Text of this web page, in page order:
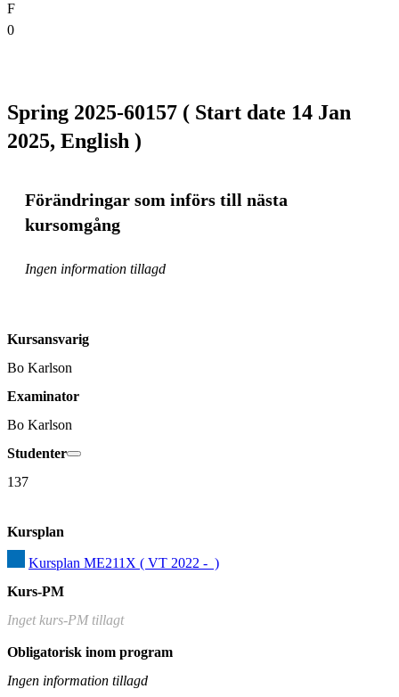
F
0
Spring 2025-60157 ( Start date 14 Jan
2025, English )
Förändringar som införs till nästa
kursomgång
Ingen information tillagd
Kursansvarig
Bo Karlson
Examinator
Bo Karlson
Studenter
137
Kursplan
Kursplan ME211X ( VT 2022 -  )
Kurs-PM
Inget kurs-PM tillagt
Obligatorisk inom program
Ingen information tillagd